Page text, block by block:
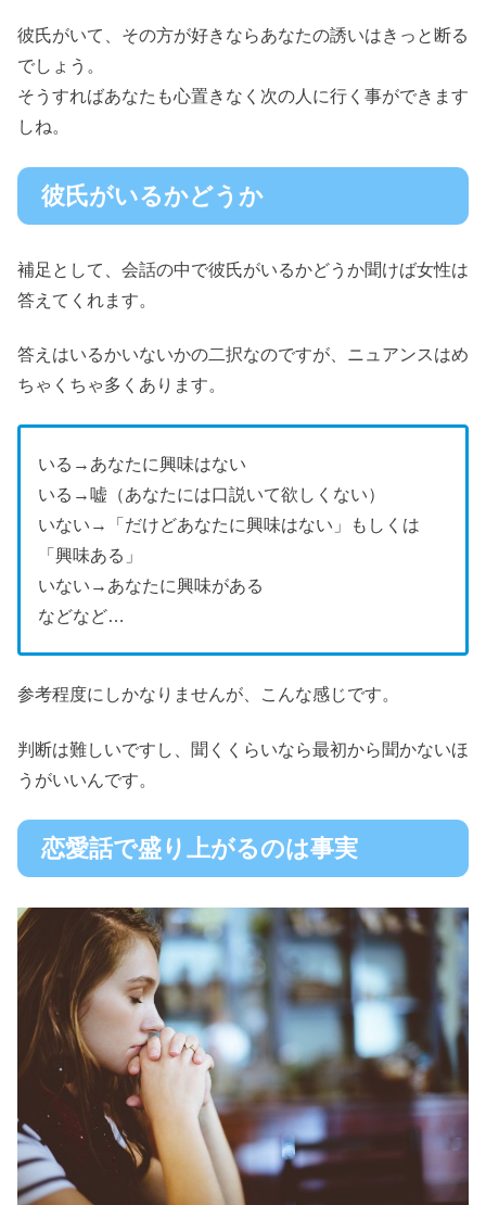
彼氏がいて、その方が好きならあなたの誘いはきっと断る
でしょう。
そうすればあなたも心置きなく次の人に行く事ができます
しね。
彼氏がいるかどうか
補足として、会話の中で彼氏がいるかどうか聞けば女性は
答えてくれます。
答えはいるかいないかの二択なのですが、ニュアンスはめ
ちゃくちゃ多くあります。
いる→あなたに興味はない
いる→嘘（あなたには口説いて欲しくない）
いない→「だけどあなたに興味はない」もしくは
「興味ある」
いない→あなたに興味がある
などなど…
参考程度にしかなりませんが、こんな感じです。
判断は難しいですし、聞くくらいなら最初から聞かないほ
うがいいんです。
恋愛話で盛り上がるのは事実